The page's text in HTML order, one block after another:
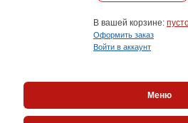
В вашей корзине:
Оформить заказ
Войти в аккаунт
Меню